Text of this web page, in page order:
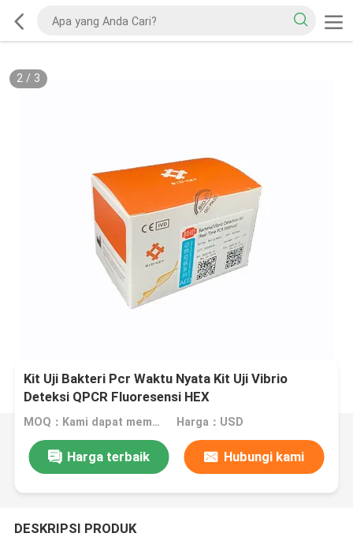
2/ 3
Kit Uji Bakteri Pcr Waktu Nyata Kit Uji Vibrio
Deteksi QPCR Fluoresensi HEX
MOQ：Kami dapat memproduksi kit cair dan lyophilized Harga：USD
Harga terbaik Hubungi kami
DESKRIPSI PRODUK